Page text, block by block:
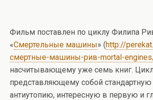
Фильм поставлен по циклу Филипа
«Смертельные машины» (http://
смертные-машины-рив-mortal-
насчитывающему уже семь книг.
представляющему собой
антиутопию, интересную в первую и